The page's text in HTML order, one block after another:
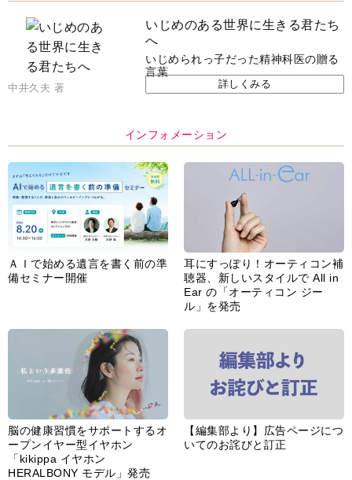
いじめのある世界に生きる君たち
へ
いじめられっ子だった精神科医の贈る
言葉
中井久夫 著 詳しくみる
インフォメーション
ＡＩで始める遺言を書く前の準
備セミナー開催
耳にすっぽり！オーティコン補
聴器、新しいスタイルで All in
Ear の「オーティコン ジー
ル」を発売
脳の健康習慣をサポートするオ
ープンイヤー型イヤホン
「kikippa イヤホン
HERALBONY モデル」発売
【編集部より】広告ページにつ
いてのお詫びと訂正